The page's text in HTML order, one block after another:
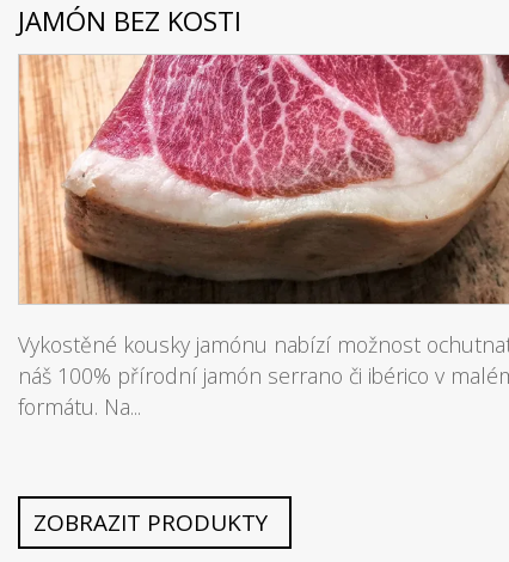
JAMÓN BEZ KOSTI
Vykostěné kousky jamónu nabízí možnost
náš 100% přírodní jamón serrano či ibérico v
formátu. Na...
ZOBRAZIT PRODUKTY